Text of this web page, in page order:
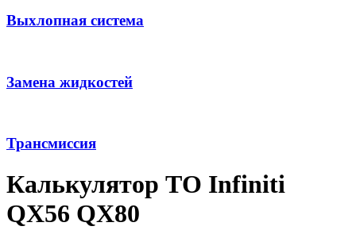
Выхлопная система
Замена жидкостей
Трансмиссия
Калькулятор ТО Infiniti
QX56 QX80